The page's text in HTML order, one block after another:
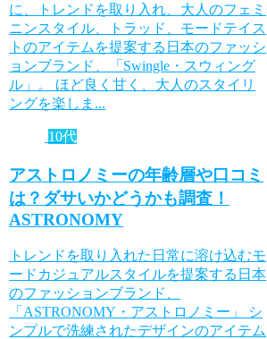
に、トレンドを取り入れ、大人のフェミ
ニンスタイル、トラッド、モードテイス
トのアイテムを提案する日本のファッシ
ョンブランド、「Swingle・スウィング
ル」。 ほど良く甘く、大人のスタイリ
ングを楽しま...
10代
アストロノミーの年齢層や口コミ
は？ダサいかどうかも調査！
ASTRONOMY
トレンドを取り入れた日常に溶け込むモ
ードカジュアルスタイルを提案する日本
のファッションブランド、
「ASTRONOMY・アストロノミー」 シ
ンプルで洗練されたデザインのアイテム